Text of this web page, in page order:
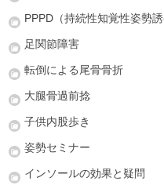
PPPD（持続性知覚性姿勢誘
足関節障害
転倒による尾骨骨折
大腿骨過前捻
子供内股歩き
姿勢セミナー
インソールの効果と疑問